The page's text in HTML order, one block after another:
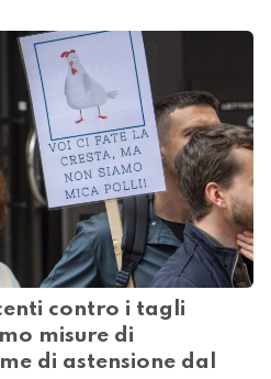
contro i tagli
misure di
di astensione dal